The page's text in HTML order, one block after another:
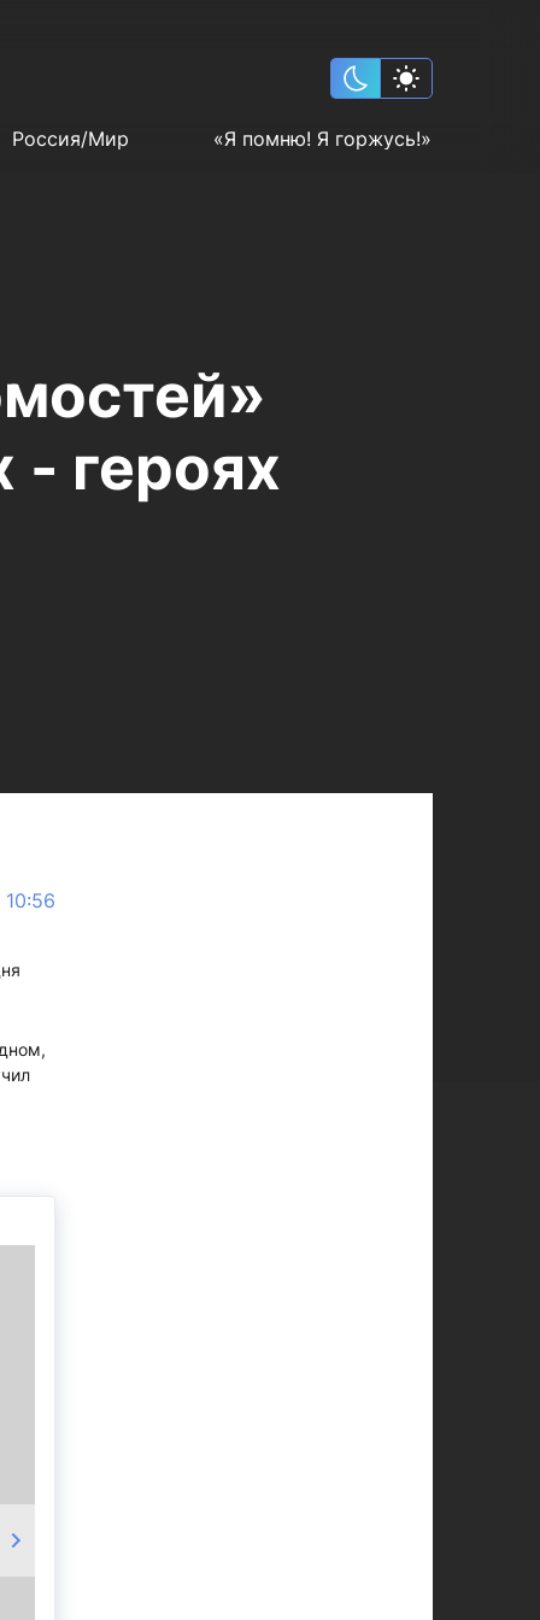
Россия/Мир «Я помню! Я горжусь!»
- героях